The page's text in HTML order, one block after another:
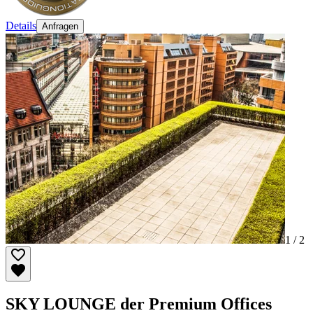
Details Anfragen
1 / 2
SKY LOUNGE der Premium Offices